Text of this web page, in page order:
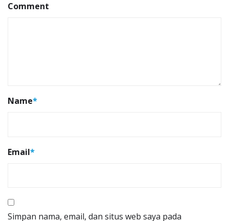
Comment
Name*
Email*
Simpan nama, email, dan situs web saya pada